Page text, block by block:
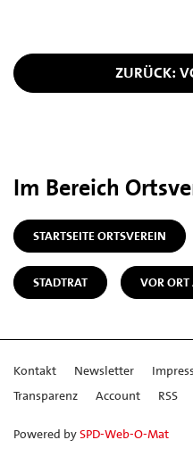
ZURÜCK:
Im Bereich
STARTSEITE ORTSVEREIN
STADTRAT VOR
Kontakt Newsletter
Transparenz
Account RSS
Powered bySPD-Web-O-Mat